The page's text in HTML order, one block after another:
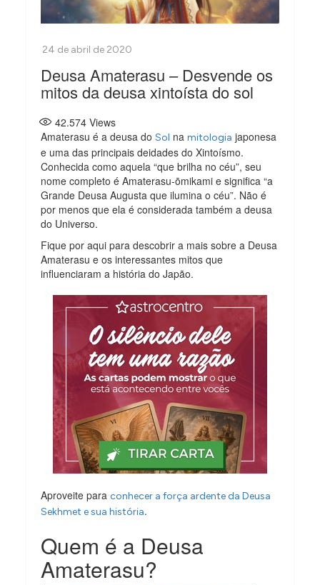
Deusa Amaterasu – Desvende os
mitos da deusa xintoísta do sol
42.574 Views
Amaterasu é a deusa doSol namitologia japonesa
e uma das principais deidades do Xintoísmo.
Conhecida como aquela “que brilha no céu”, seu
nome completo é Amaterasu-ōmikami e significa “a
Grande Deusa Augusta que ilumina o céu”. Não é
por menos que ela é considerada também a deusa
do Universo.
Fique por aqui para descobrir a mais sobre a Deusa
Amaterasu e os interessantes mitos que
influenciaram a história do Japão.
Aproveite paraconhecer a força ardente da Deusa
Sekhmet e sua história.
Quem é a Deusa
Amaterasu?